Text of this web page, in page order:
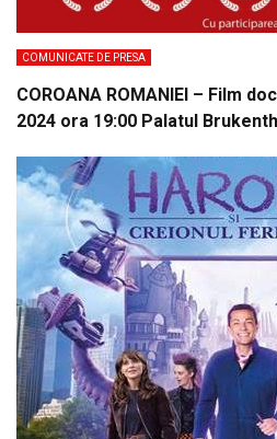
COMUNICATE DE PRESA
COROANA ROMANIEI – Film
2024 ora 19:00 Palatul